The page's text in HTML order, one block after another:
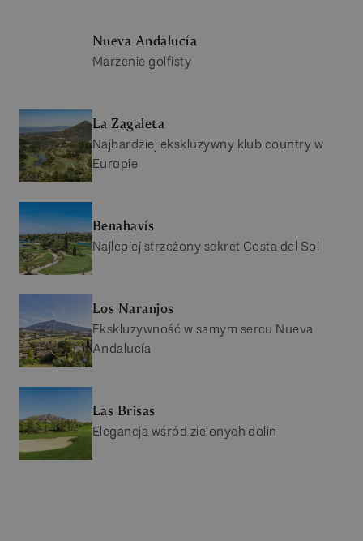
Nueva Andalucía
Marzenie golfisty
La Zagaleta
Najbardziej ekskluzywny klub country w
Europie
Benahavís
Najlepiej strzeżony sekret Costa del Sol
Los Naranjos
Ekskluzywność w samym sercu Nueva
Andalucía
Las Brisas
Elegancja wśród zielonych dolin